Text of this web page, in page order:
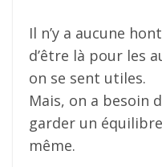
Il n’y a aucune
d’être là pour les
on se sent utiles.
Mais, on a besoin
garder un
même.